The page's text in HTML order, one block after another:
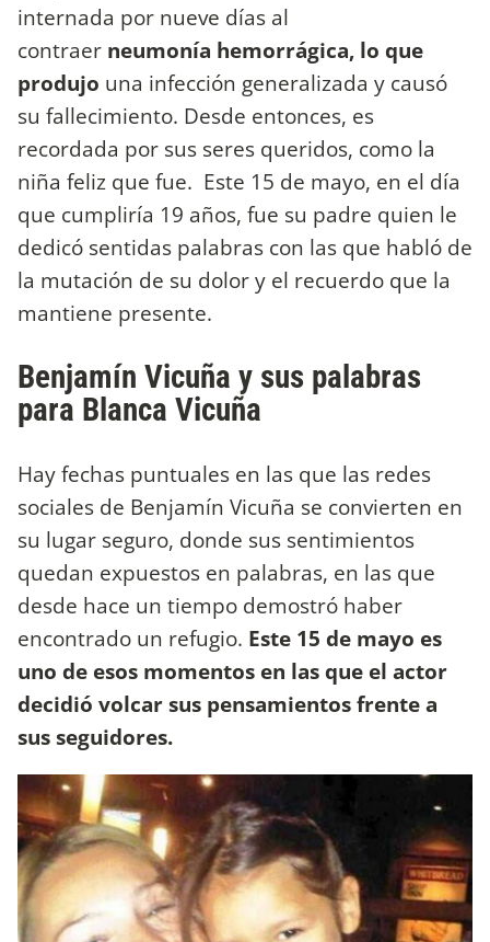
internada por nueve días al
contraer neumonía hemorrágica, lo que
produjo una infección generalizada y causó
su fallecimiento. Desde entonces, es
recordada por sus seres queridos, como la
niña feliz que fue. Este 15 de mayo, en el día
que cumpliría 19 años, fue su padre quien le
dedicó sentidas palabras con las que habló de
la mutación de su dolor y el recuerdo que la
mantiene presente.
Benjamín Vicuña y sus palabras
para Blanca Vicuña
Hay fechas puntuales en las que las redes
sociales de Benjamín Vicuña se convierten en
su lugar seguro, donde sus sentimientos
quedan expuestos en palabras, en las que
desde hace un tiempo demostró haber
encontrado un refugio. Este 15 de mayo es
uno de esos momentos en las que el actor
decidió volcar sus pensamientos frente a
sus seguidores.